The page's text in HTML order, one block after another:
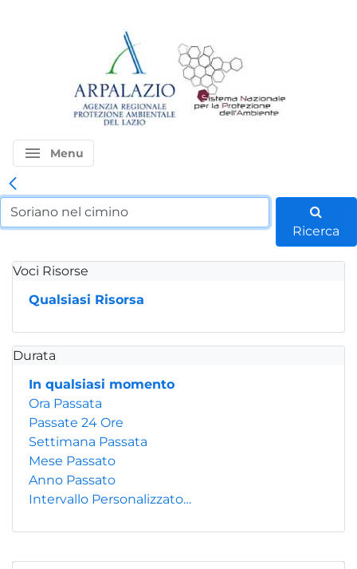
menu Menu
Ricerca
Voci Risorse
Qualsiasi Risorsa
Durata
In qualsiasi momento
Ora Passata
Passate 24 Ore
Settimana Passata
Mese Passato
Anno Passato
Intervallo Personalizzato…